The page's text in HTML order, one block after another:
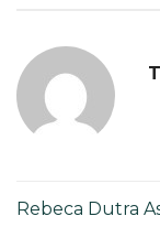
Rebeca Dutra